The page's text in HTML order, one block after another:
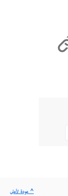
^ عودة لأعلى